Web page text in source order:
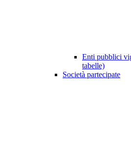
Enti pubblici
tabelle)
Società partecipate